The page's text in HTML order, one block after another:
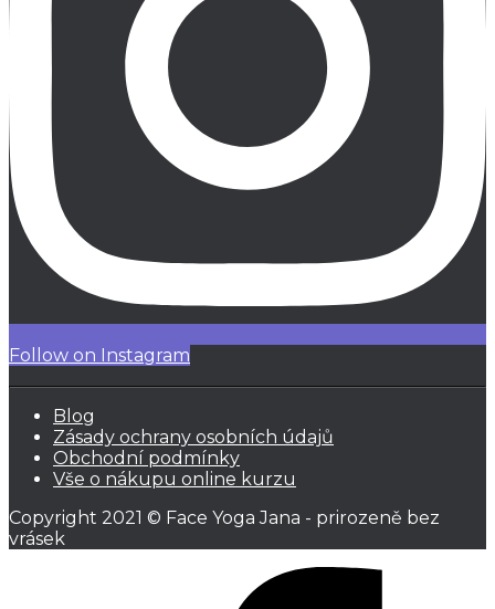
Follow on Instagram
Blog
Zásady ochrany osobních údajů
Obchodní podmínky
Vše o nákupu online kurzu
Copyright 2021 © Face Yoga Jana - prirozeně bez
vrásek